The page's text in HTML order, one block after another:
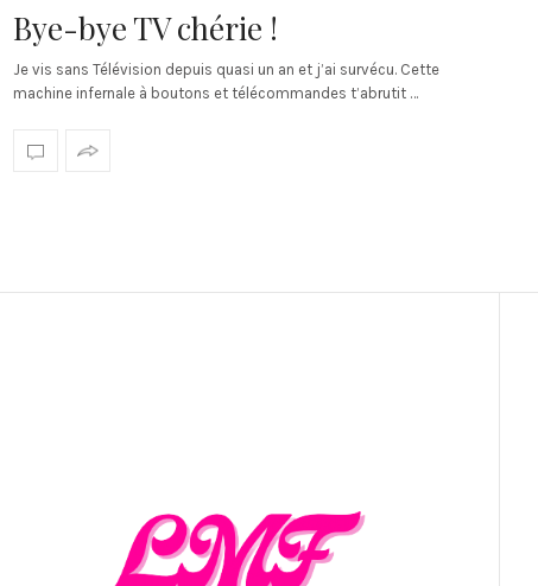
Bye-bye TV chérie !
Je vis sans Télévision depuis quasi un an et j’ai survécu. Cette
machine infernale à boutons et télécommandes t’abrutit …